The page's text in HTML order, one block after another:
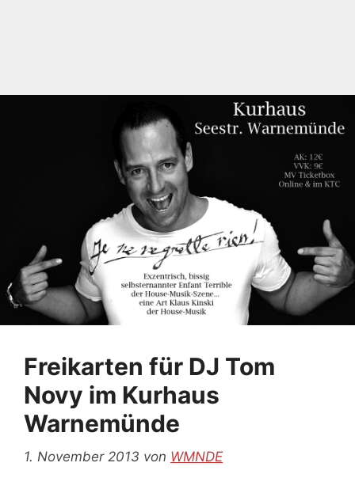
Freikarten für DJ Tom
Novy im Kurhaus
Warnemünde
1. November 2013 von WMNDE